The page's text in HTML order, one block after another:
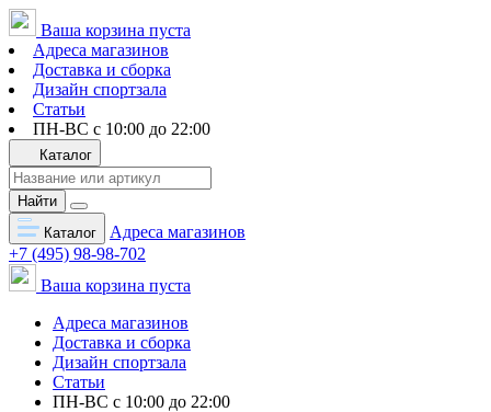
Ваша корзина пуста
Адреса магазинов
Доставка и сборка
Дизайн спортзала
Статьи
ПН-ВС с 10:00 до 22:00
Каталог
Найти
Каталог
Адреса магазинов
+7 (495) 98-98-702
Ваша корзина пуста
Адреса магазинов
Доставка и сборка
Дизайн спортзала
Статьи
ПН-ВС с 10:00 до 22:00